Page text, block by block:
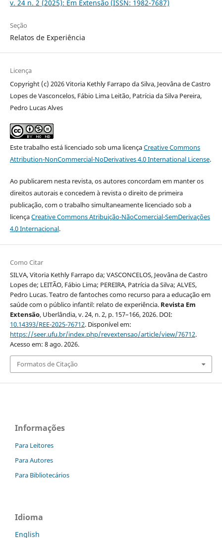
v. 24 n. 2 (2025): Em Extensão (ISSN: 1982-7687)
Seção
Relatos de Experiência
Licença
Copyright (c) 2026 Vitoria Kethly Farrapo da Silva, Jeovâna de Castro
Lopes de Vasconcelos, Fábio Lima Leitão, Patrícia da Silva Pereira,
Pedro Lucas Alves
Este trabalho está licenciado sob uma licençaCreative Commons
Attribution-NonCommercial-NoDerivatives 4.0 International License.
Ao publicarem nesta revista, os autores concordam em manter os
direitos autorais e concedem à revista o direito de primeira
publicação, com o trabalho simultaneamente licenciado sob a
licençaCreative Commons Atribuição-NãoComercial-SemDerivações
4.0 Internacional.
Como Citar
SILVA, Vitoria Kethly Farrapo da; VASCONCELOS, Jeovâna de Castro
Lopes de; LEITÃO, Fábio Lima; PEREIRA, Patrícia da Silva; ALVES,
Pedro Lucas. Teatro de fantoches como recurso para a educação em
saúde com o público infantil: relato de experiência. Revista Em
Extensão, Uberlândia, v. 24, n. 2, p. 157–166, 2026. DOI:
10.14393/REE-2025-76712. Disponível em:
https://seer.ufu.br/index.php/revextensao/article/view/76712.
Acesso em: 8 ago. 2026.
Formatos de Citação
Informações
Para Leitores
Para Autores
Para Bibliotecários
Idioma
English